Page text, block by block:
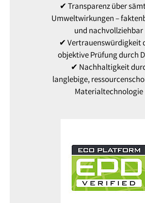
✔ Transparenz über
Umweltwirkungen –
und nachvollziehbar
✔ Vertrauenswürdigkeit
objektive Prüfung durch
✔ Nachhaltigkeit
langlebige,
Materialtechnologie